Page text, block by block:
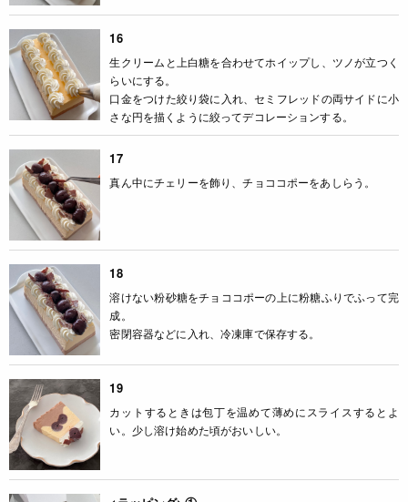
16
生クリームと上白糖を合わせてホイップし、ツノが立つく
らいにする。
口金をつけた絞り袋に入れ、セミフレッドの両サイドに小
さな円を描くように絞ってデコレーションする。
17
真ん中にチェリーを飾り、チョココポーをあしらう。
18
溶けない粉砂糖をチョココポーの上に粉糖ふりでふって完
成。
密閉容器などに入れ、冷凍庫で保存する。
19
カットするときは包丁を温めて薄めにスライスするとよ
い。少し溶け始めた頃がおいしい。